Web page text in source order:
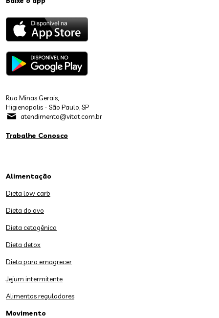
Rua Minas Gerais,
Higienopolis - São Paulo, SP
atendimento@vitat.com.br
Trabalhe Conosco
Alimentação
Dieta low carb
Dieta do ovo
Dieta cetogênica
Dieta detox
Dieta para emagrecer
Jejum intermitente
Alimentos reguladores
Movimento